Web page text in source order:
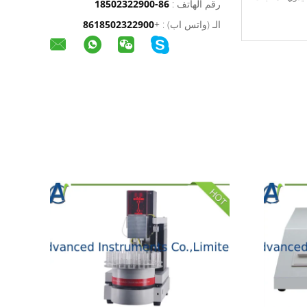
رقم الهاتف : 86-18502322900
الـ (واتس اب) : +
8618502322900